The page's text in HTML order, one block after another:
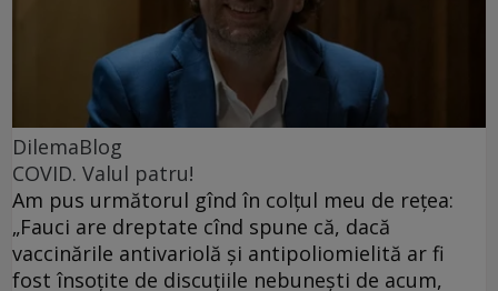
DilemaBlog
COVID. Valul patru!
Am pus următorul gînd în colțul meu de rețea:
„Fauci are dreptate cînd spune că, dacă
vaccinările antivariolă și antipoliomielită ar fi
fost însoțite de discuțiile nebunești de acum,